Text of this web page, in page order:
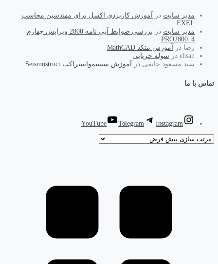
مدیر سایت در
آموزش کاربردی اکسل برای مهندسین محاسب
EXEL
مدیر سایت در
بررسی ضوابط آیی نامه 2800 ویرایش چهارم
PRO2800_4
رضا در
آموزش متکد MathCAD
ehsan در سوله خرپایی
سید مسعود حاتمی در آموزش سیسمواستراکت Seismostruct
تماس با ما
Instagram
Telegram
YouTube